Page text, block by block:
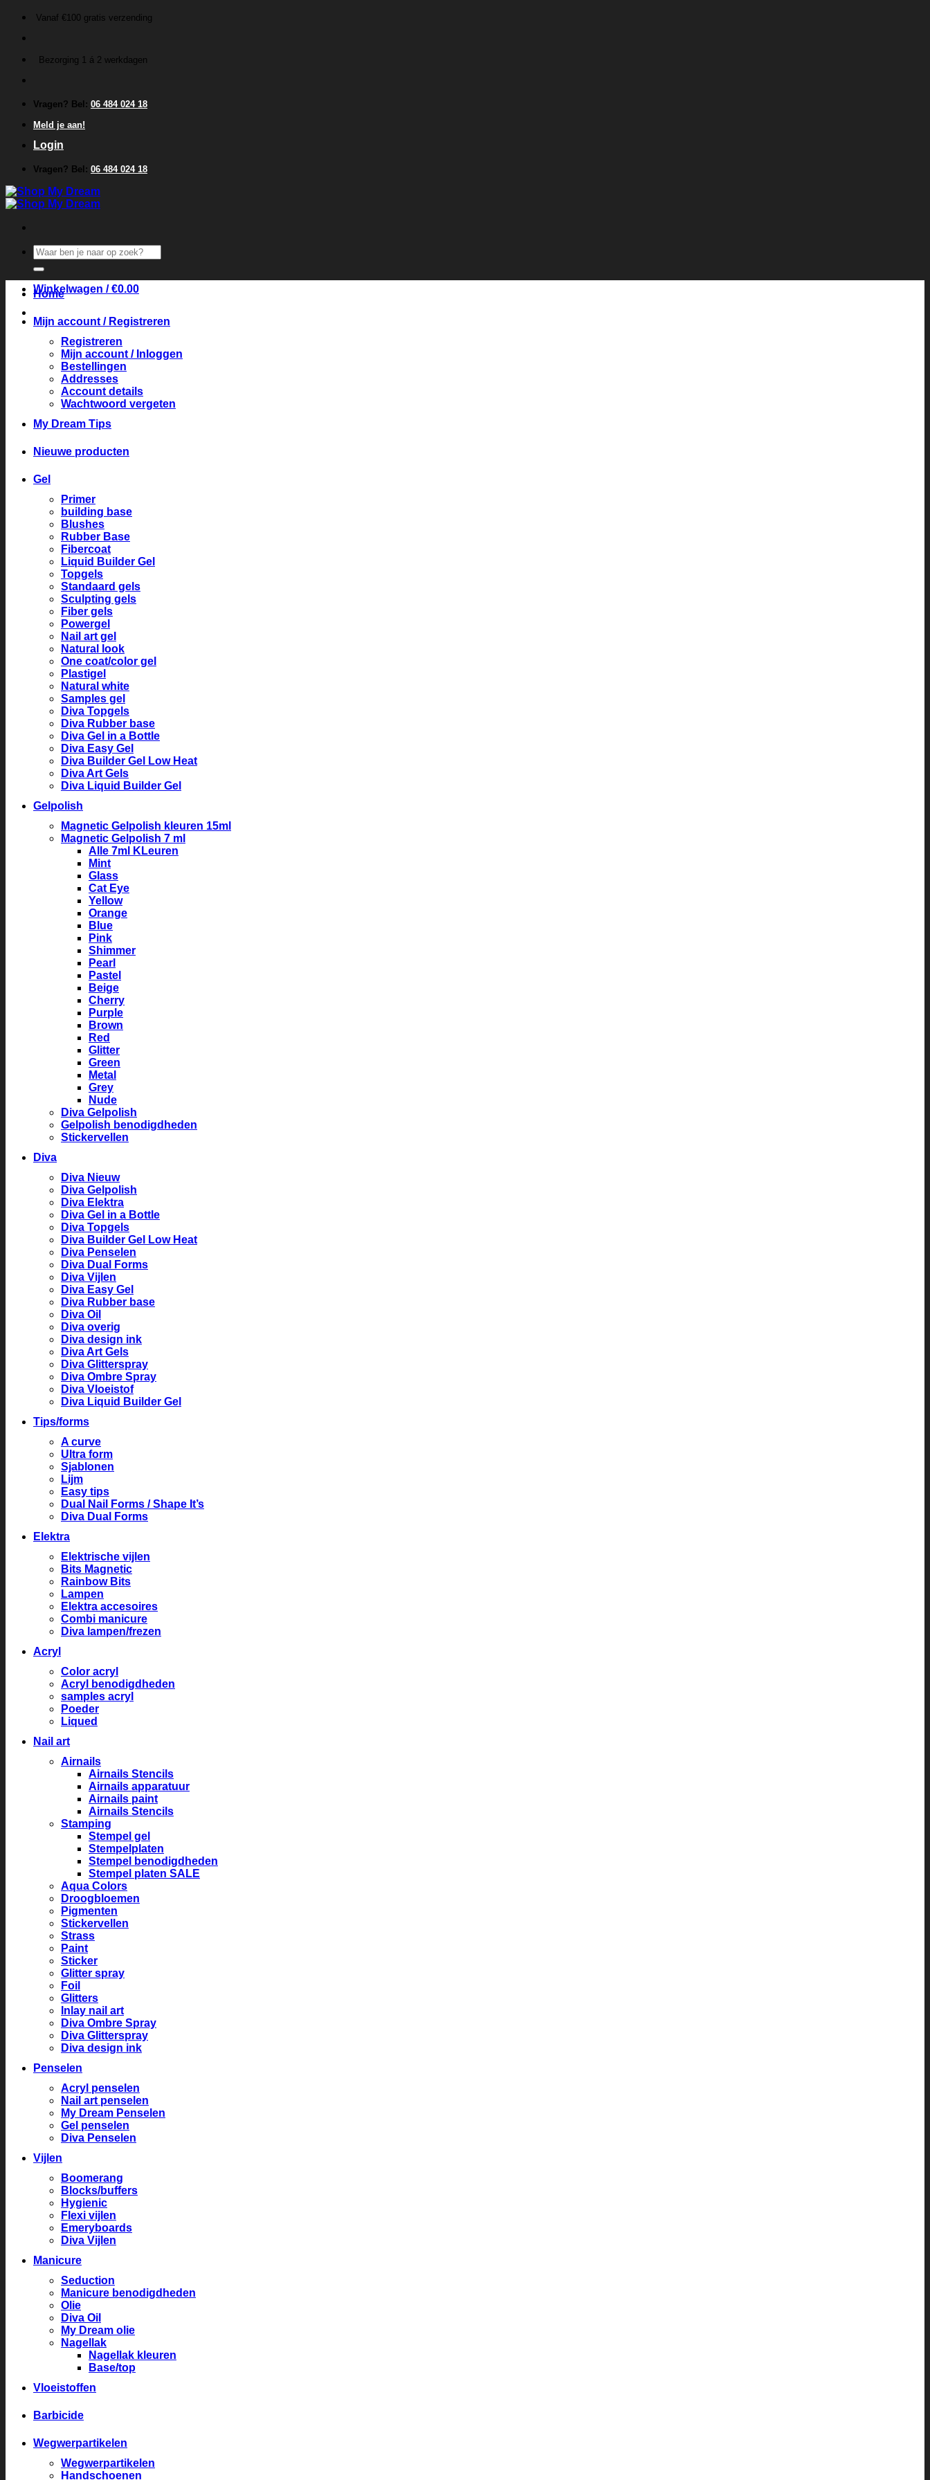
inhoud
Vanaf €100 gratis verzending
Bezorging 1 á 2 werkdagen
Vragen? Bel: 06 484 024 18
Meld je aan!
Login
Vragen? Bel: 06 484 024 18
Zoeken
naar:
Winkelwagen /€0.00
Home
Mijn account / Registreren
Registreren
Mijn account / Inloggen
Bestellingen
Addresses
Account details
Wachtwoord vergeten
My Dream Tips
Nieuwe producten
Gel
Primer
building base
Blushes
Rubber Base
Fibercoat
Liquid Builder Gel
Topgels
Standaard gels
Sculpting gels
Fiber gels
Powergel
Nail art gel
Natural look
One coat/color gel
Plastigel
Natural white
Samples gel
Diva Topgels
Diva Rubber base
Diva Gel in a Bottle
Diva Easy Gel
Diva Builder Gel Low Heat
Diva Art Gels
Diva Liquid Builder Gel
Gelpolish
Magnetic Gelpolish kleuren 15ml
Magnetic Gelpolish 7 ml
Alle 7ml KLeuren
Mint
Glass
Cat Eye
Yellow
Orange
Blue
Pink
Shimmer
Pearl
Pastel
Beige
Cherry
Purple
Brown
Red
Glitter
Green
Metal
Grey
Nude
Diva Gelpolish
Gelpolish benodigdheden
Stickervellen
Diva
Diva Nieuw
Diva Gelpolish
Diva Elektra
Diva Gel in a Bottle
Diva Topgels
Diva Builder Gel Low Heat
Diva Penselen
Diva Dual Forms
Diva Vijlen
Diva Easy Gel
Diva Rubber base
Diva Oil
Diva overig
Diva design ink
Diva Art Gels
Diva Glitterspray
Diva Ombre Spray
Diva Vloeistof
Diva Liquid Builder Gel
Tips/forms
A curve
Ultra form
Sjablonen
Lijm
Easy tips
Dual Nail Forms / Shape It’s
Diva Dual Forms
Elektra
Elektrische vijlen
Bits Magnetic
Rainbow Bits
Lampen
Elektra accesoires
Combi manicure
Diva lampen/frezen
Acryl
Color acryl
Acryl benodigdheden
samples acryl
Poeder
Liqued
Nail art
Airnails
Airnails Stencils
Airnails apparatuur
Airnails paint
Airnails Stencils
Stamping
Stempel gel
Stempelplaten
Stempel benodigdheden
Stempel platen SALE
Aqua Colors
Droogbloemen
Pigmenten
Stickervellen
Strass
Paint
Sticker
Glitter spray
Foil
Glitters
Inlay nail art
Diva Ombre Spray
Diva Glitterspray
Diva design ink
Penselen
Acryl penselen
Nail art penselen
My Dream Penselen
Gel penselen
Diva Penselen
Vijlen
Boomerang
Blocks/buffers
Hygienic
Flexi vijlen
Emeryboards
Diva Vijlen
Manicure
Seduction
Manicure benodigdheden
Olie
Diva Oil
My Dream olie
Nagellak
Nagellak kleuren
Base/top
Vloeistoffen
Barbicide
Wegwerpartikelen
Wegwerpartikelen
Handschoenen